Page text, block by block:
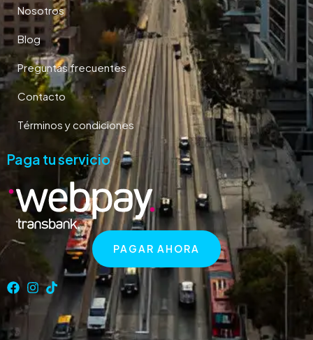
Nosotros
Blog
Preguntas frecuentes
Contacto
Términos y condiciones
Paga tu servicio
PAGAR AHORA